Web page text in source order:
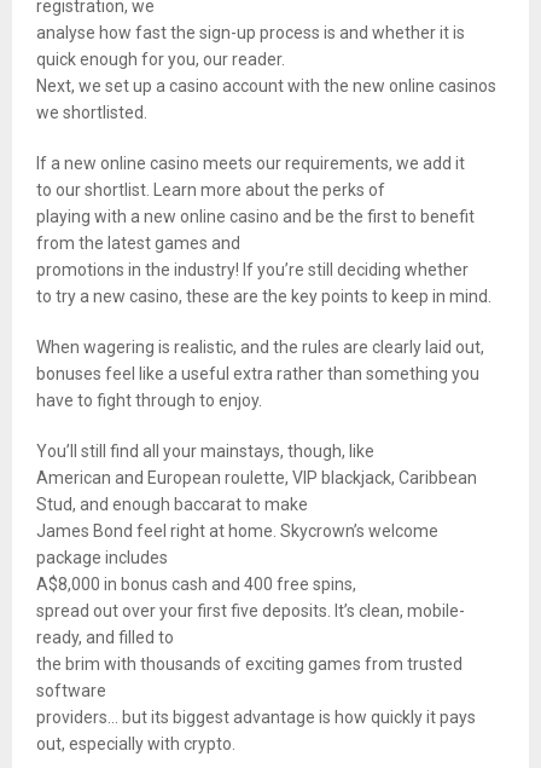
registration, we
analyse how fast the sign-up process is and whether it is
quick enough for you, our reader.
Next, we set up a casino account with the new online casinos
we shortlisted.
If a new online casino meets our requirements, we add it
to our shortlist. Learn more about the perks of
playing with a new online casino and be the first to benefit
from the latest games and
promotions in the industry! If you’re still deciding whether
to try a new casino, these are the key points to keep in mind.
When wagering is realistic, and the rules are clearly laid out,
bonuses feel like a useful extra rather than something you
have to fight through to enjoy.
You’ll still find all your mainstays, though, like
American and European roulette, VIP blackjack, Caribbean
Stud, and enough baccarat to make
James Bond feel right at home. Skycrown’s welcome
package includes
A$8,000 in bonus cash and 400 free spins,
spread out over your first five deposits. It’s clean, mobile-
ready, and filled to
the brim with thousands of exciting games from trusted
software
providers… but its biggest advantage is how quickly it pays
out, especially with crypto.